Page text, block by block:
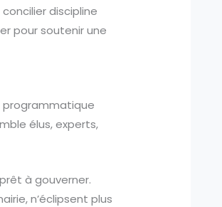
discipline
pour soutenir une
programmatique
élus, experts,
prêt à gouverner.
n’éclipsent plus